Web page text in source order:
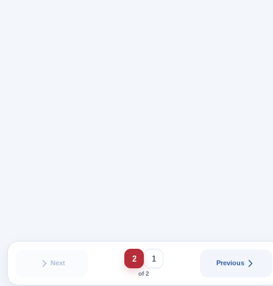
Previous
1
2
of 2
Next